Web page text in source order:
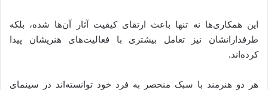
این همکاری‌ها نه تنها باعث ارتقای کیفیت آثار آن‌ها شده‌، بلکه
طرفدارانشان نیز تعامل بیشتری با فعالیت‌های هنریشان پیدا
کرده‌اند.
هر دو هنرمند با سبک منحصر به فرد خود توانسته‌اند در سینمای